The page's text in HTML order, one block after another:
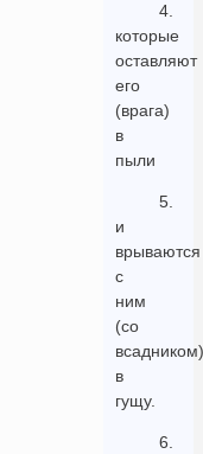
4.
которые
оставляют
его
(врага)
в
пыли
5.
и
врываются
с
ним
(со
всадником)
в
гущу.
6.